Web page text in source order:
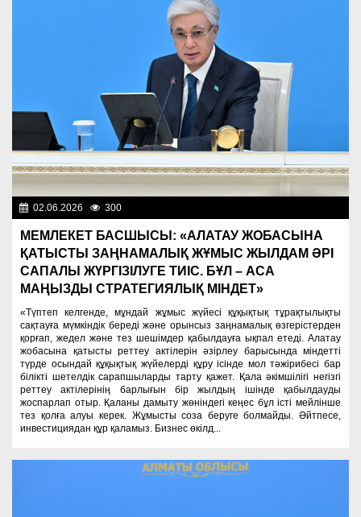
02.06.2026 300
МЕМЛЕКЕТ БАСШЫСЫ: «АЛАТАУ ЖОБАСЫНА
ҚАТЫСТЫ ЗАҢНАМАЛЫҚ ЖҰМЫС ЖЫЛДАМ ӘРІ
САПАЛЫ ЖҮРГІЗІЛУГЕ ТИІС. БҰЛ – АСА
МАҢЫЗДЫ СТРАТЕГИЯЛЫҚ МІНДЕТ»
«Түптеп келгенде, мұндай жұмыс жүйесі құқықтық тұрақтылықты
сақтауға мүмкіндік береді және орынсыз заңнамалық өзгерістерден
қорғап, жедел және тез шешімдер қабылдауға ықпал етеді. Алатау
жобасына қатысты реттеу актілерін әзірлеу барысында міндетті
түрде осындай құқықтық жүйелерді құру ісінде мол тәжірибесі бар
білікті шетелдік сарапшыларды тарту қажет. Қала әкімшілігі негізгі
реттеу актілерінің барлығын бір жылдың ішінде қабылдауды
жоспарлап отыр. Қаланы дамыту жөніндегі кеңес бұл істі мейлінше
тез қолға алуы керек. Жұмысты соза беруге болмайды. Әйтпесе,
инвестициядан құр қаламыз. Бизнес өкілд...